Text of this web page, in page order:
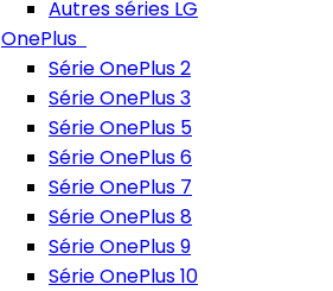
Autres séries LG
OnePlus
Série OnePlus 2
Série OnePlus 3
Série OnePlus 5
Série OnePlus 6
Série OnePlus 7
Série OnePlus 8
Série OnePlus 9
Série OnePlus 10